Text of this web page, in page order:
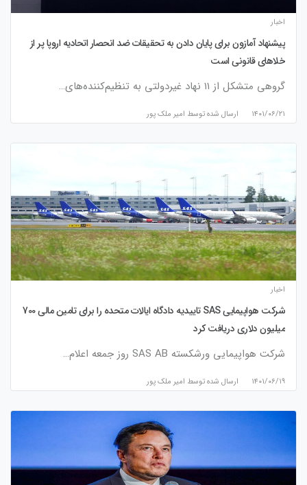
اخبار
پیشنهاد آمازون برای پایان دادن به تحقیقات ضد انحصار اتحادیه اروپا پر از
خلاهای قانونی است
گروهی متشکل از ۱۱ نهاد غیردولتی به تنظیم‌کننده‌های…
۱۴۰۱/۰۶/۲۱ ارسال شده توسط امیر ملک پور
اخبار
شرکت هواپیمایی SAS تاییدیه دادگاه ایالات متحده را برای تامین مالی 700
میلیون دلاری دریافت کرد
شرکت هواپیمایی ورشکسته SAS AB روز جمعه اعلام…
۱۴۰۱/۰۶/۱۹ ارسال شده توسط امیر ملک پور